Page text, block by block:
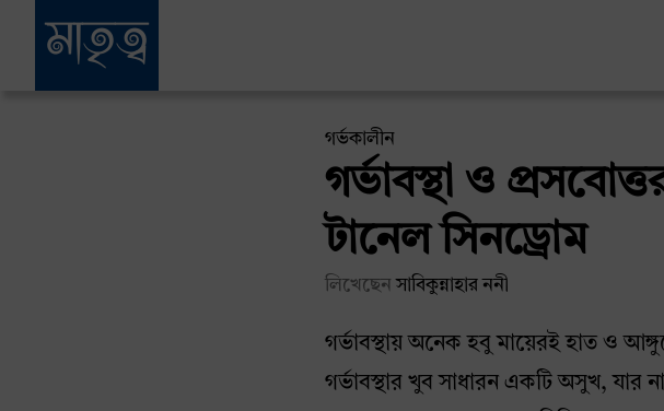
গর্ভকালীন
গর্ভাবস্থা ও
টানেল সিনড্রোম
লিখেছেনসাবিকুন্নাহার ননী
গর্ভাবস্থায় অনেক হবু মায়েরই হাত ও
গর্ভাবস্থার খুব সাধারন একটি অসুখ,